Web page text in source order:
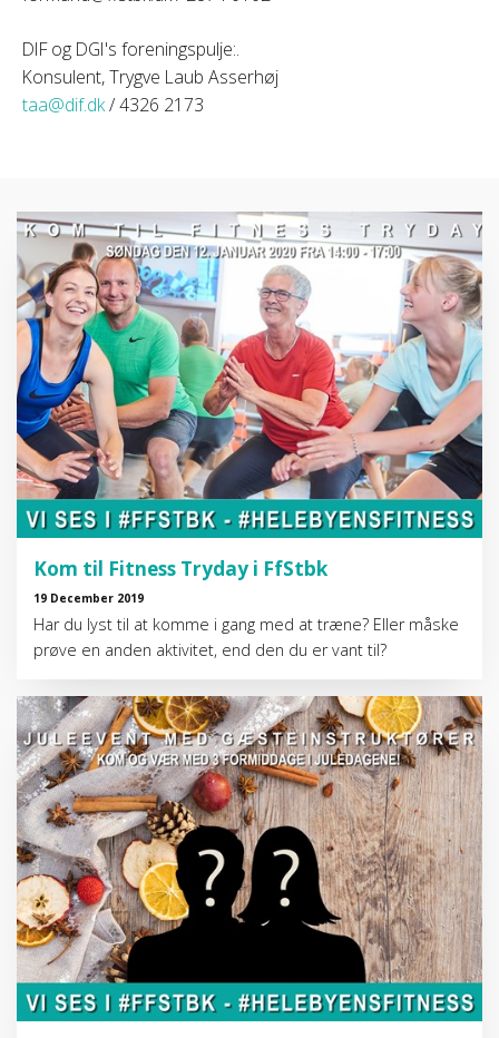
DIF og DGI's foreningspulje:.
Konsulent, Trygve Laub Asserhøj
taa@dif.dk/ 4326 2173
Kom til Fitness Tryday i FfStbk
19 December 2019
Har du lyst til at komme i gang med at træne? Eller måske
prøve en anden aktivitet, end den du er vant til?